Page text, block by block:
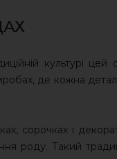
культурі цей
де кожна
сорочках і
роду. Такий